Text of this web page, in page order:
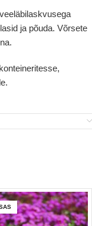
ja põuda. Võrsete